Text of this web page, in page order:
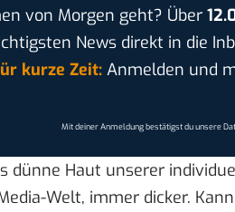
von Morgen geht? Über
News direkt in die
kurze Zeit:Anmelden und
Mit deiner Anmeldung bestätigst du unsere
dünne Haut unserer
Welt, immer dicker.